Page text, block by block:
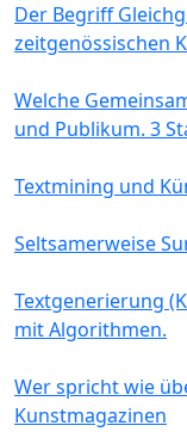
Der Begriff
zeitgenössischen
Welche
und Publikum. 3
Textmining und
Seltsamerweise
Textgenerierung
mit Algorithmen.
Wer spricht wie
Kunstmagazinen